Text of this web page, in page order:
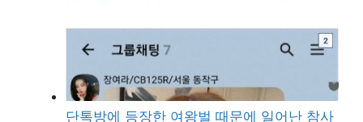
단톡방에 등장한 여왕벌 때문에 일어난 참사